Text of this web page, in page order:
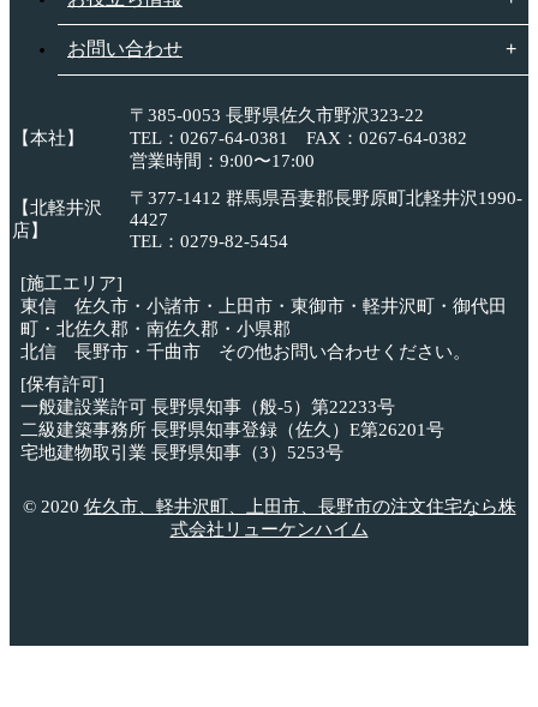
お問い合わせ
【本社】
〒385-0053 長野県佐久市野沢323-22
TEL：0267-64-0381 FAX：0267-64-0382
営業時間：9:00〜17:00
【北軽井沢
店】
〒377-1412 群馬県吾妻郡長野原町北軽井沢1990-
4427
TEL：0279-82-5454
[施工エリア]
東信 佐久市・小諸市・上田市・東御市・軽井沢町・御代田
町・北佐久郡・南佐久郡・小県郡
北信 長野市・千曲市 その他お問い合わせください。
[保有許可]
一般建設業許可 長野県知事（般-5）第22233号
二級建築事務所 長野県知事登録（佐久）E第26201号
宅地建物取引業 長野県知事（3）5253号
© 2020 佐久市、軽井沢町、上田市、長野市の注文住宅なら株
式会社リューケンハイム